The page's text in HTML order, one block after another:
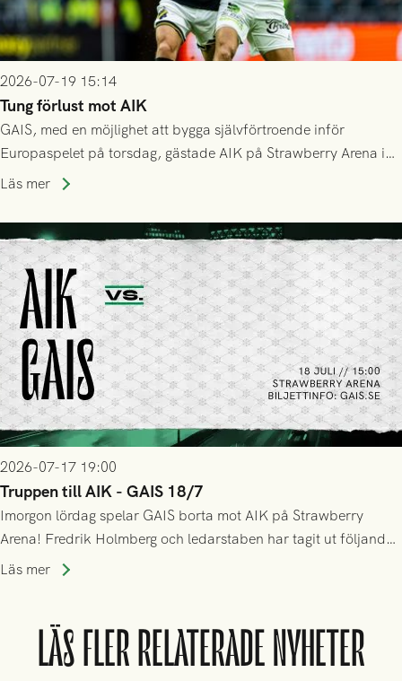
2026-07-19 15:14
Tung förlust mot AIK
GAIS, med en möjlighet att bygga självförtroende inför
Europaspelet på torsdag, gästade AIK på Strawberry Arena i
Stockholm . Men trots konstant hotande i första halvlek av
lyckades få in 2-0.
Läs mer
2026-07-17 19:00
Truppen till AIK - GAIS 18/7
Imorgon lördag spelar GAIS borta mot AIK på Strawberry
Arena! Fredrik Holmberg och ledarstaben har tagit ut följande
trupp till matchen:
Läs mer
LÄS FLER RELATERADE NYHETER